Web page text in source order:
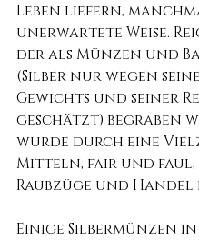
Leben liefern,
unerwartete Weise.
der als Münzen und
(Silber nur wegen
Gewichts und seiner
geschätzt) begraben
wurde durch eine
Mitteln, fair und faul,
Raubzüge und
Einige Silbermünzen in